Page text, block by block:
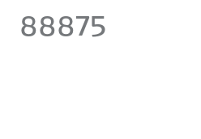
88875